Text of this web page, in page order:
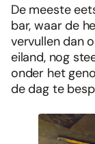
De meeste
bar, waar de
vervullen dan
eiland, nog
onder het
de dag te